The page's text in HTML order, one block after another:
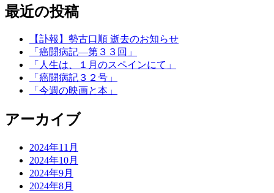
最近の投稿
【訃報】勢古口順 逝去のお知らせ
「癌闘病記―第３３回」
「人生は、１月のスペインにて」
「癌闘病記３２号」
「今週の映画と本」
アーカイブ
2024年11月
2024年10月
2024年9月
2024年8月